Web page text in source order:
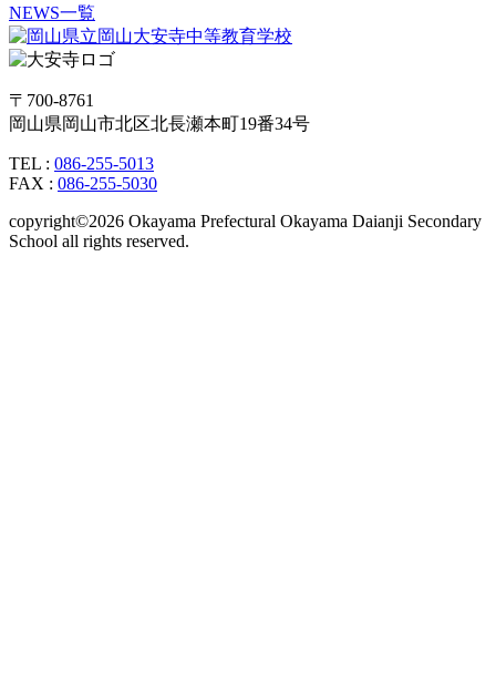
NEWS一覧
〒700-8761
岡山県岡山市北区北長瀬本町19番34号
TEL : 086-255-5013
FAX : 086-255-5030
copyright©2026 Okayama Prefectural Okayama Daianji Secondary
School all rights reserved.